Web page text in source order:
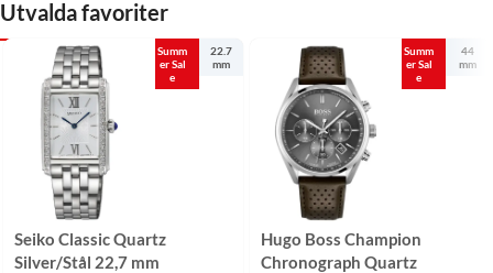
Utvalda favoriter
Summ
er Sal
e
22.7
mm
Seiko Classic Quartz
Silver/Stål 22,7 mm
Summ
er Sal
e
44
mm
Hugo Boss Champion
Chronograph Quartz